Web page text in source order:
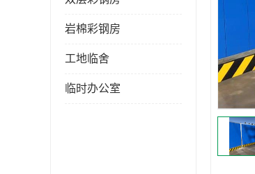
岩棉彩钢房
工地临舍
临时办公室